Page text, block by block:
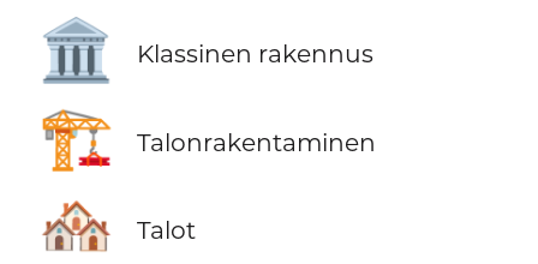
🏛️ Klassinen rakennus
🏗️ Talonrakentaminen
🏘️ Talot